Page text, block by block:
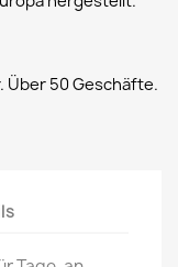
Über 50 Geschäfte.